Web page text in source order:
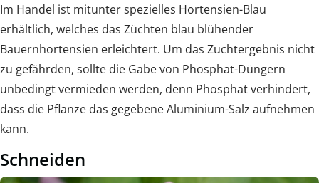
Im Handel ist mitunter spezielles Hortensien-Blau
erhältlich, welches das Züchten blau blühender
Bauernhortensien erleichtert. Um das Zuchtergebnis nicht
zu gefährden, sollte die Gabe von Phosphat-Düngern
unbedingt vermieden werden, denn Phosphat verhindert,
dass die Pflanze das gegebene Aluminium-Salz aufnehmen
kann.
Schneiden